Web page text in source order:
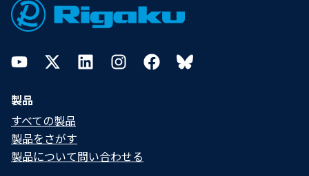
お客様は、リガクの事前の書面による承諾なく、本リ
ガクソフト製品の使用権を第三者に譲渡、貸与又は再
合であっても、リガクと当該第三者との間で特段の合意
ポートサービスは行わないことになります。
５．セキュリティソフトに関する注意・免責事項
1)本ソフトウェアは、次のセキュリティソフトには対
応していますが、それ以外には対応していません。
YouTubeTwitterLinkedInInstagramFacebookBluesky
製品
すべての製品
製品をさがす
製品について問い合わせる​